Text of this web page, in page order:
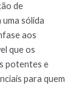
de
sólida
aos
que os
potentes e
para quem